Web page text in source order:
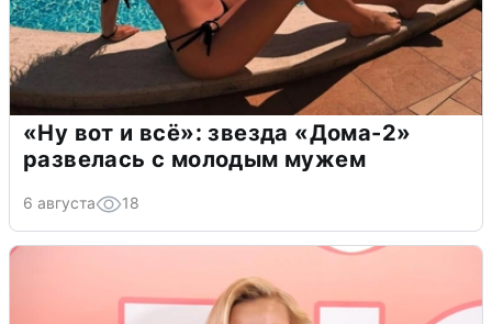
«Ну вот и всё»: звезда «Дома-2»
развелась с молодым мужем
6 августа 18